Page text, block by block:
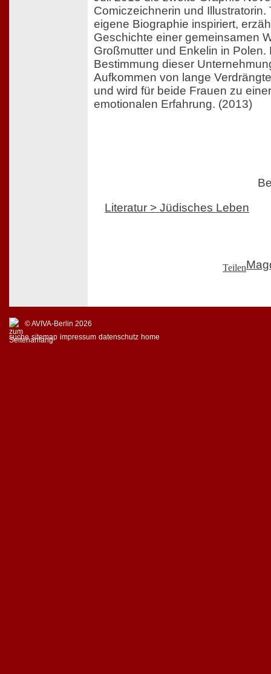
Comiczeichnerin und Illustratorin.
eigene Biographie inspiriert,
Geschichte einer gemeinsamen
Großmutter und Enkelin in Polen.
Bestimmung dieser
Aufkommen von lange
und wird für beide Frauen zu
emotionalen Erfahrung. (2013)
Literatur > Jüdisches Leben
Teilen
© AVIVA-Berlin 2026
suche sitemap impressum datenschutz home